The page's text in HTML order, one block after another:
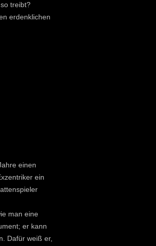
treibt?
erdenklichen
einen
ein
man eine
er kann
Dafür weiß er,